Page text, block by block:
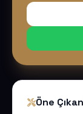
Öne